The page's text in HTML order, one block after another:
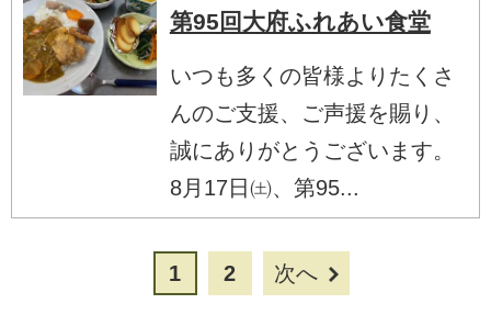
第95回大府ふれあい食堂
いつも多くの皆様よりたくさ
んのご支援、ご声援を賜り、
誠にありがとうございます。
8月17日㈯、第95...
1 2 次へ